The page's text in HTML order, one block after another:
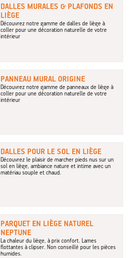
DALLES MURALES & PLAFONDS EN
LIÈGE
Découvrez notre gamme de dalles de liège à
coller pour une décoration naturelle de votre
intérieur
PANNEAU MURAL ORIGINE
Découvrez notre gamme de panneaux de liège à
coller pour une décoration naturelle de votre
intérieur
DALLES POUR LE SOL EN LIÈGE
Découvrez le plaisir de marcher pieds nus sur un
sol en liège, ambiance nature et intime avec un
matériau souple et chaud.
PARQUET EN LIÈGE NATUREL
NEPTUNE
La chaleur du liège, à prix confort. Lames
flottantes à clipser. Non conseillé pour les pièces
humides.